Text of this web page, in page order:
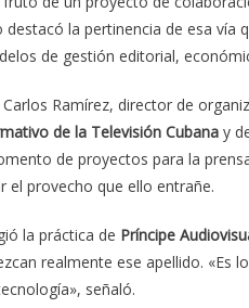
la pertinencia de esa vía
de gestión editorial,
Ramírez, director de
de la Televisión Cubana y
de proyectos para la
el provecho que ello entrañe.
la práctica de Príncipe
realmente ese apellido. «Es
señaló.